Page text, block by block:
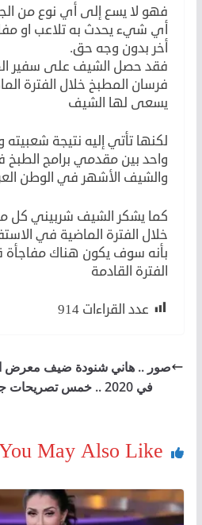
فهو لا يسع إلى أي نوع من
أي شيء يحدث به تلاعب او
أخر بدون وجه حق.
فقد حصل الشيف على سفير
فرسان المطبخ خلال الفترة
يسعى لها الشيف
لكنها تأتي إليه نتيجة
واحد بين مقدمي برامج
والشيف الأشهر في الوطن
كما يشكر الشيف شربيني كل
خلال الفترة الماضية في
بأنه سوف يكون هناك مفاجأة
الفترة القادمة
عدد القراءات 914
صور .. هاني شنودة ضيف معرض
في 2020 .. خمس
May Also Like